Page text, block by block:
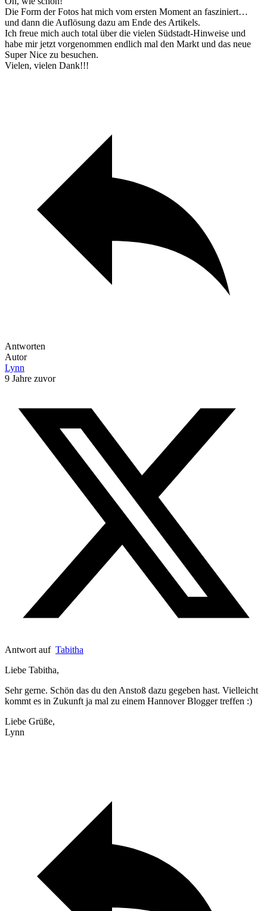
Die Form der Fotos hat mich vom ersten Moment an fasziniert…
und dann die Auflösung dazu am Ende des Artikels.
Ich freue mich auch total über die vielen Südstadt-Hinweise und
habe mir jetzt vorgenommen endlich mal den Markt und das neue
Super Nice zu besuchen.
Vielen, vielen Dank!!!
Antworten
Autor
Lynn
9 Jahre zuvor
Antwort auf Tabitha
Liebe Tabitha,
Sehr gerne. Schön das du den Anstoß dazu gegeben hast. Vielleicht
kommt es in Zukunft ja mal zu einem Hannover Blogger treffen :)
Liebe Grüße,
Lynn